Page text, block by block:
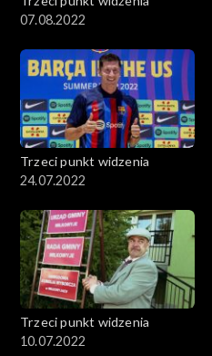
07.08.2022
Trzeci punkt widzenia
24.07.2022
Trzeci punkt widzenia
10.07.2022